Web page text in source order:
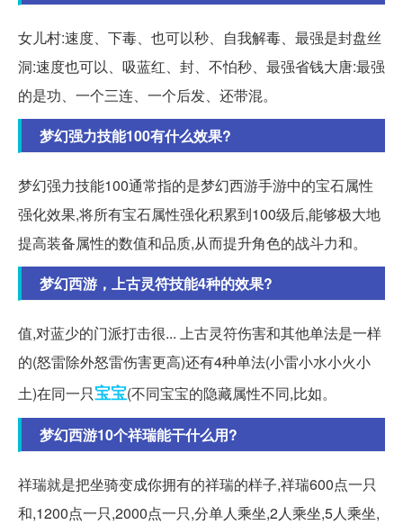
女儿村:速度、下毒、也可以秒、自我解毒、最强是封盘丝
洞:速度也可以、吸蓝红、封、不怕秒、最强省钱大唐:最强
的是功、一个三连、一个后发、还带混。
梦幻强力技能100有什么效果?
梦幻强力技能100通常指的是梦幻西游手游中的宝石属性
强化效果,将所有宝石属性强化积累到100级后,能够极大地
提高装备属性的数值和品质,从而提升角色的战斗力和。
梦幻西游，上古灵符技能4种的效果?
值,对蓝少的门派打击很... 上古灵符伤害和其他单法是一样
的(怒雷除外怒雷伤害更高)还有4种单法(小雷小水小火小
土)在同一只宝宝(不同宝宝的隐藏属性不同,比如。
梦幻西游10个祥瑞能干什么用?
祥瑞就是把坐骑变成你拥有的祥瑞的样子,祥瑞600点一只
和,1200点一只,2000点一只,分单人乘坐,2人乘坐,5人乘坐,